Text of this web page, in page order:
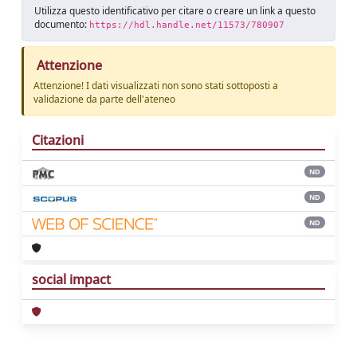
Utilizza questo identificativo per citare o creare un link a questo
documento: https://hdl.handle.net/11573/780907
Attenzione
Attenzione! I dati visualizzati non sono stati sottoposti a
validazione da parte dell'ateneo
Citazioni
ND
ND
ND
social impact